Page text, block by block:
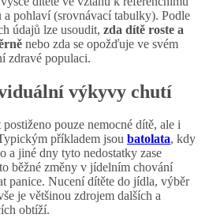
a pohlaví (srovnávací tabulky). Podle
údajů lze usoudit, zda dítě roste a
nebo zda se opožďuje ve svém
zdravé populaci.
výkyvy chutí
pouze nemocné dítě, ale i
příkladem jsou batolata, kdy
a jiné dny tyto nedostatky zase
běžné změny v jídelním chování
panice. Nucení dítěte do jídla, výběr
je většinou zdrojem dalších a
obtíží.